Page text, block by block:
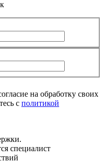
на обработку своих
с политикой
специалист